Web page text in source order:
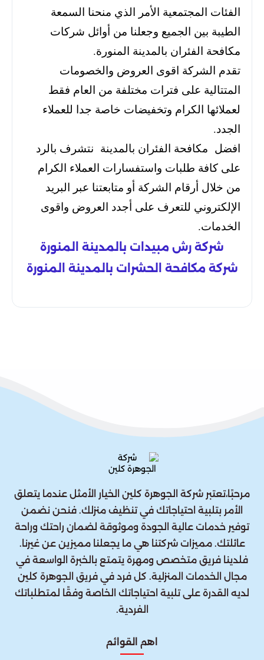
الفئات المجتمعية الأمر الذي منحنا السمعة
الطيبة بين الجميع وجعلنا من أوائل شركات
مكافحة الفئران بالمدينة المنورة.
تقدم الشركة اقوى العروض والخصومات
المتتالية على فترات مختلفة من العام فقط
لعملائها الكرام وتخفيضات خاصة جدا للعملاء
الجدد.
افضل مكافحة الفئران بالمدينة نتشرف بالرد
على كافة طلبات واستفسارات العملاء الكرام
من خلال أرقام الشركة أو متابعتنا عبر البريد
الإلكتروني للتعرف على أجدد العروض واقوى
الخدمات.
شركة رش مبيدات بالمدينة المنورة
شركة مكافحة الحشرات بالمدينة المنورة
مرحبًا،تعتبر شركة الجوهرة كلين الخيار الأمثل عندما يتعلق
الأمر بتلبية احتياجاتك في تنظيف منزلك. فنحن نضمن
توفير خدمات عالية الجودة وموثوقة لضمان راحتك وراحة
عائلتك. مميزات شركتنا هي ما يجعلنا مميزين عن غيرنا.
فلدينا فريق متخصص ومهرة يتمتع بالخبرة الواسعة في
مجال الخدمات المنزلية. كل فرد في فريق الجوهرة كلين
لديه القدرة على تلبية احتياجاتك الخاصة وفقًا لمتطلباتك
الفردية.
اهم القوائم